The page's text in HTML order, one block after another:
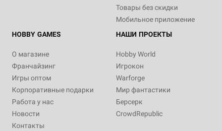
Товары без скидки
Мобильное приложение
HOBBY GAMES
О магазине
Франчайзинг
Игры оптом
Корпоративные подарки
Работа у нас
Новости
Контакты
НАШИ ПРОЕКТЫ
Hobby World
Игрокон
Warforge
Мир фантастики
Берсерк
CrowdRepublic